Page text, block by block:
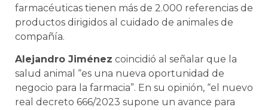
farmacéuticas tienen más de 2.000 referencias de
productos dirigidos al cuidado de animales de
compañía.
Alejandro Jiménez coincidió al señalar que la
salud animal “es una nueva oportunidad de
negocio para la farmacia”. En su opinión, “el nuevo
real decreto 666/2023 supone un avance para